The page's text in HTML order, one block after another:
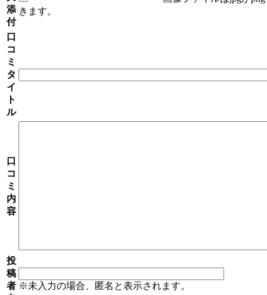
添
付
きます。
口
コ
ミ
タ
イ
ト
ル
口
コ
ミ
内
容
投
稿
者 ※未入力の場合、匿名と表示されます。